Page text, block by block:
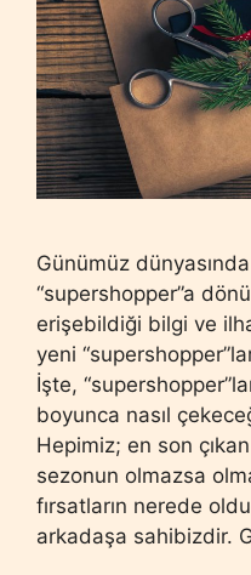
Günümüz
“supershopper”a
erişebildiği bilgi ve
yeni
İşte,
boyunca nasıl
Hepimiz; en son
sezonun olmazsa
fırsatların nerede
arkadaşa sahibizdir.